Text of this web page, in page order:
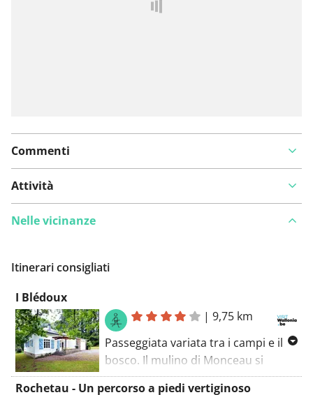
Commenti
Attività
Nelle vicinanze
Itinerari consigliati
I Blédoux
|9,75 km
Passeggiata variata tra i campi e il
bosco. Il mulino di Monceau si
nasconde in un luogo idilliaco nella
Rochetau - Un percorso a piedi vertiginoso